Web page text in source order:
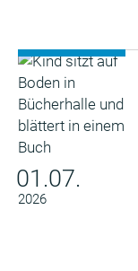
01.07.
2026